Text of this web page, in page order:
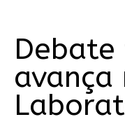
avança